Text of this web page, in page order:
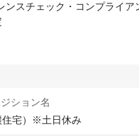
ンスチェック・コンプライ
ション名
住宅）※土日休み